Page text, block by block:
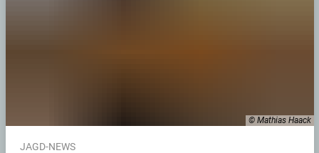
© Mathias Haack
JAGD-NEWS